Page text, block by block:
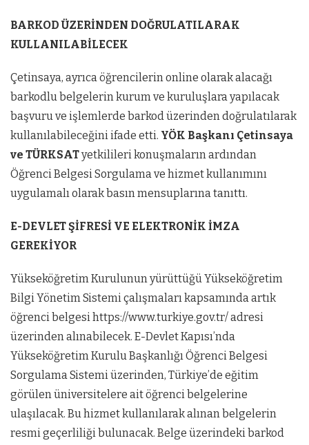
BARKOD ÜZERİNDEN DOĞRULATILARAK
KULLANILABİLECEK
Çetinsaya, ayrıca öğrencilerin online olarak alacağı
barkodlu belgelerin kurum ve kuruluşlara yapılacak
başvuru ve işlemlerde barkod üzerinden doğrulatılarak
kullanılabileceğini ifade etti. YÖK Başkanı Çetinsaya
ve TÜRKSATyetkilileri konuşmaların ardından
Öğrenci Belgesi Sorgulama ve hizmet kullanımını
uygulamalı olarak basın mensuplarına tanıttı.
E-DEVLET ŞİFRESİ VE ELEKTRONİK İMZA
GEREKİYOR
Yükseköğretim Kurulunun yürüttüğü Yükseköğretim
Bilgi Yönetim Sistemi çalışmaları kapsamında artık
öğrenci belgesi https://www.turkiye.gov.tr/ adresi
üzerinden alınabilecek. E-Devlet Kapısı’nda
Yükseköğretim Kurulu Başkanlığı Öğrenci Belgesi
Sorgulama Sistemi üzerinden, Türkiye’de eğitim
görülen üniversitelere ait öğrenci belgelerine
ulaşılacak. Bu hizmet kullanılarak alınan belgelerin
resmi geçerliliği bulunacak. Belge üzerindeki barkod